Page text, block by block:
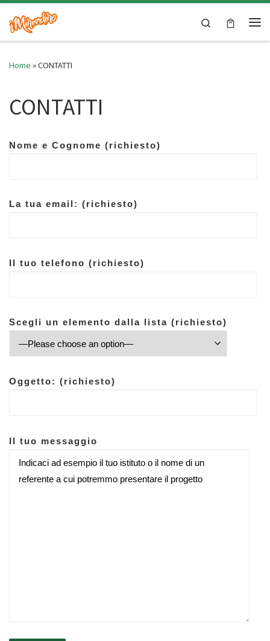
Skip to content
Search
Home »CONTATTI
CONTATTI
Nome e Cognome (richiesto)
La tua email: (richiesto)
Il tuo telefono (richiesto)
Scegli un elemento dalla lista (richiesto)
Oggetto: (richiesto)
Il tuo messaggio